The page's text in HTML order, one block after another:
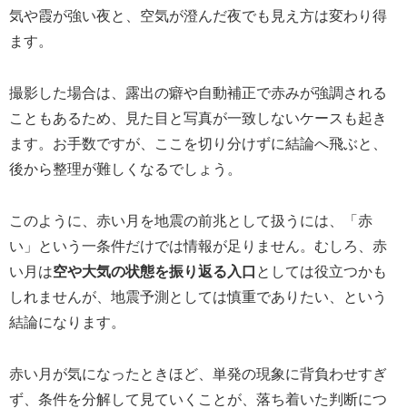
気や霞が強い夜と、空気が澄んだ夜でも見え方は変わり得
ます。
撮影した場合は、露出の癖や自動補正で赤みが強調される
こともあるため、見た目と写真が一致しないケースも起き
ます。お手数ですが、ここを切り分けずに結論へ飛ぶと、
後から整理が難しくなるでしょう。
このように、赤い月を地震の前兆として扱うには、「赤
い」という一条件だけでは情報が足りません。むしろ、赤
い月は空や大気の状態を振り返る入口 としては役立つかも
しれませんが、地震予測としては慎重でありたい、という
結論になります。
赤い月が気になったときほど、単発の現象に背負わせすぎ
ず、条件を分解して見ていくことが、落ち着いた判断につ